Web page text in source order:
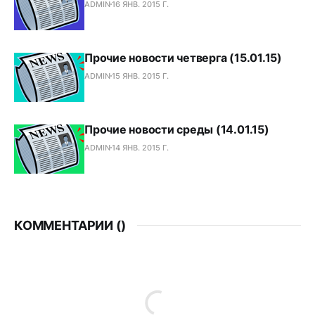
ADMIN16 ЯНВ. 2015 Г.
Прочие новости четверга (15.01.15)
ADMIN15 ЯНВ. 2015 Г.
Прочие новости среды (14.01.15)
ADMIN14 ЯНВ. 2015 Г.
КОММЕНТАРИИ ()